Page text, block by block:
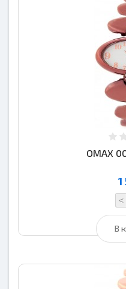
OMAX
1
<
В